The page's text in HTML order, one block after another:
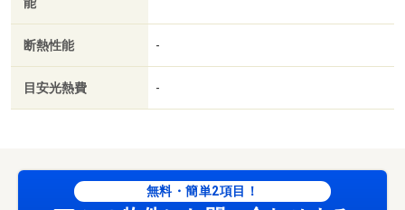
断熱性能 -
目安光熱費 -
無料・簡単2項目！